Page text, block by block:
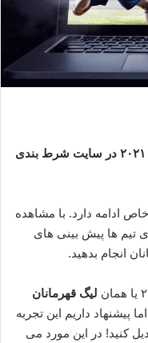
شرط بندی مسابقات لیگ قهرمانان اروپا ۲۰۲۱ در سایت شرط بندی
خاص ادامه دارد. با مشاهده
تیم ها پیش بینی های
انجام بدهید.
لیگ قهرمانان
پیشنهاد داریم این تجربه
کنید! در این مورد می